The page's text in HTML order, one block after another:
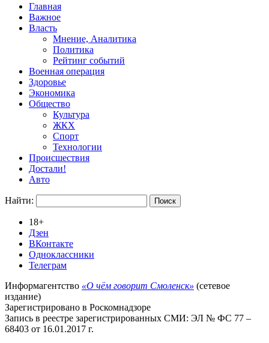
Главная
Важное
Власть
Мнение, Аналитика
Политика
Рейтинг событий
Военная операция
Здоровье
Экономика
Общество
Культура
ЖКХ
Спорт
Технологии
Происшествия
Достали!
Авто
Найти:
18+
Дзен
ВКонтакте
Одноклассники
Телеграм
Информагентство «О чём говорит Смоленск» (сетевое
издание)
Зарегистрировано в Роскомнадзоре
Запись в реестре зарегистрированных СМИ: ЭЛ № ФС 77 –
68403 от 16.01.2017 г.